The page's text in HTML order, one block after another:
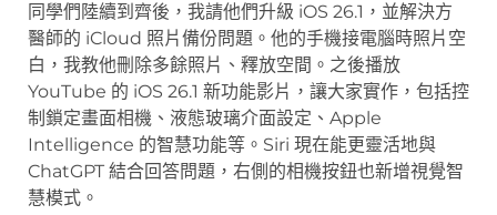
同學們陸續到齊後，我請他們升級 iOS 26.1，並解決方
醫師的 iCloud 照片備份問題。他的手機接電腦時照片空
白，我教他刪除多餘照片、釋放空間。之後播放
YouTube 的 iOS 26.1 新功能影片，讓大家實作，包括控
制鎖定畫面相機、液態玻璃介面設定、Apple
Intelligence 的智慧功能等。Siri 現在能更靈活地與
ChatGPT 結合回答問題，右側的相機按鈕也新增視覺智
慧模式。